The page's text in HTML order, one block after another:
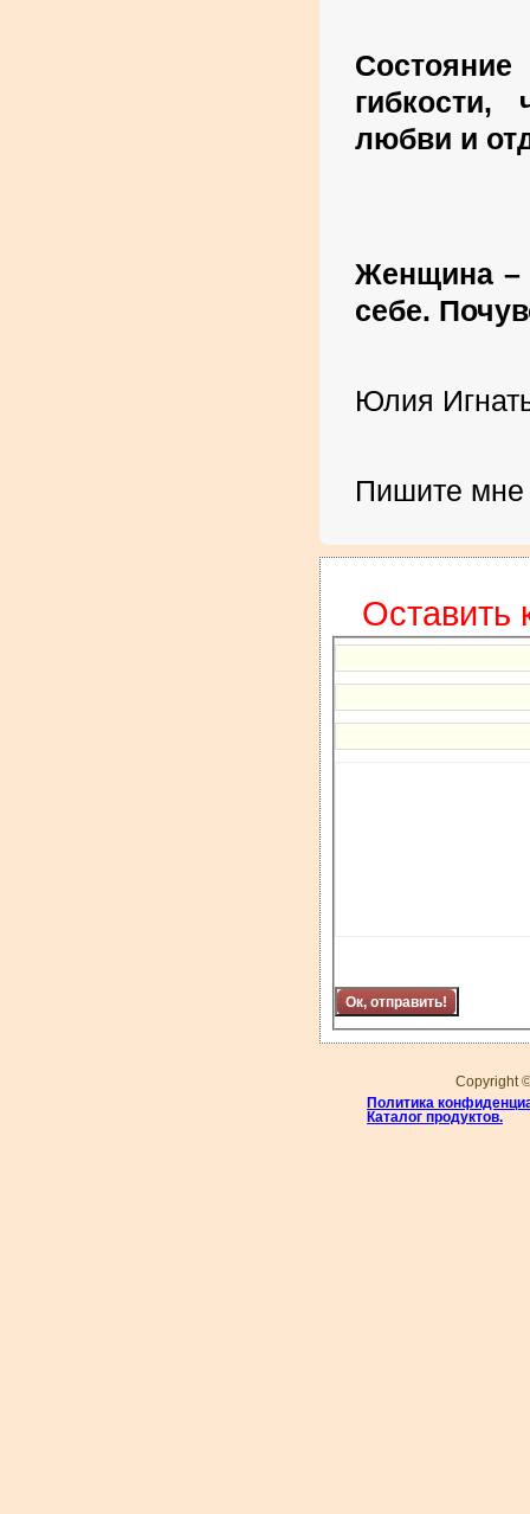
гибкости,
любви и
Женщина –
себе.
Юлия
Пишите мне
Оставить
Copyright
Политика
Каталог продуктов.